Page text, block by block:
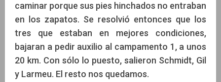
caminar porque sus pies hinchados no entraban
en los zapatos. Se resolvió entonces que los
tres que estaban en mejores condiciones,
bajaran a pedir auxilio al campamento 1, a unos
20 km. Con sólo lo puesto, salieron Schmidt, Gil
y Larmeu. El resto nos quedamos.